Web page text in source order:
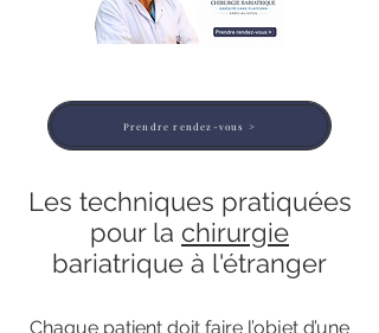
Prendre rendez-vous >
Les techniques pratiquées
pour la chirurgie
bariatrique à l'étranger
Chaque patient doit faire l’objet d’une